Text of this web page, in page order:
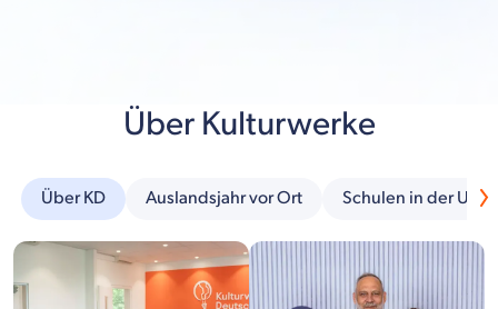
Über Kulturwerke
Über KD Auslandsjahr vor Ort Schulen in der